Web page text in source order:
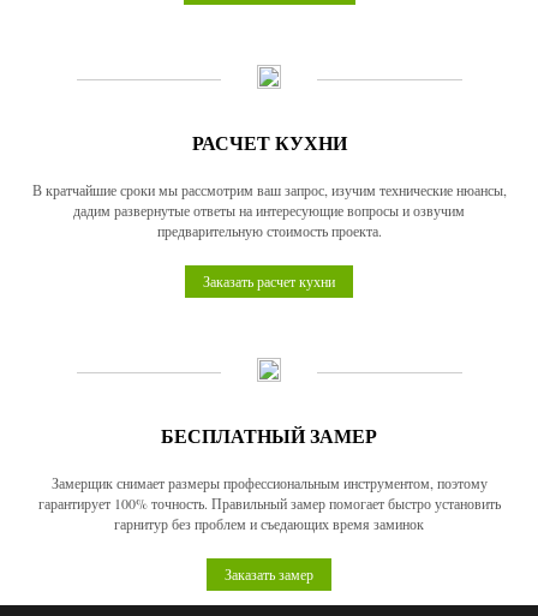
РАСЧЕТ КУХНИ
В кратчайшие сроки мы рассмотрим ваш запрос, изучим технические нюансы,
дадим развернутые ответы на интересующие вопросы и озвучим
предварительную стоимость проекта.
Заказать расчет кухни
БЕСПЛАТНЫЙ ЗАМЕР
Замерщик снимает размеры профессиональным инструментом, поэтому
гарантирует 100% точность. Правильный замер помогает быстро установить
гарнитур без проблем и съедающих время заминок
Заказать замер